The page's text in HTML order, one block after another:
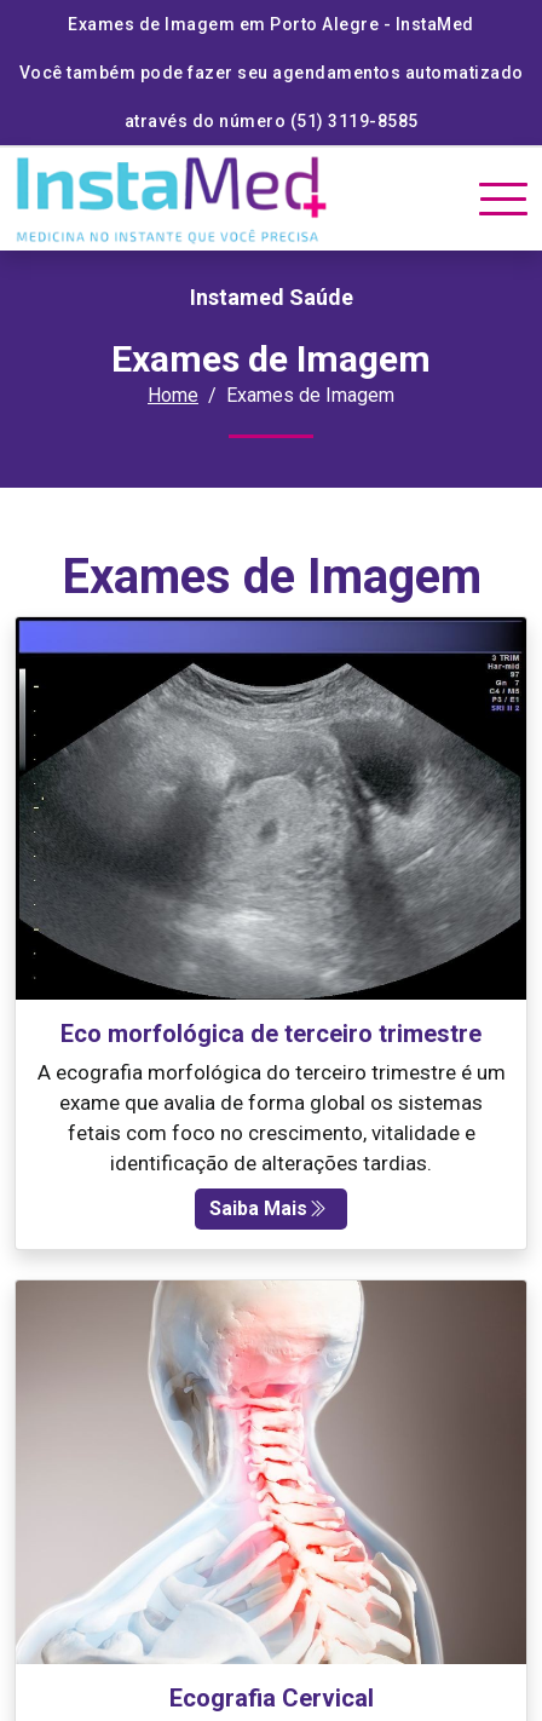
Exames de Imagem em Porto Alegre - InstaMed
Você também pode fazer seu agendamentos automatizado
através do número (51) 3119-8585
Instamed Saúde
Exames de Imagem
Home Exames de Imagem
Exames de Imagem
Eco morfológica de terceiro trimestre
A ecografia morfológica do terceiro trimestre é um
exame que avalia de forma global os sistemas
fetais com foco no crescimento, vitalidade e
identificação de alterações tardias.
Saiba Mais
Ecografia Cervical